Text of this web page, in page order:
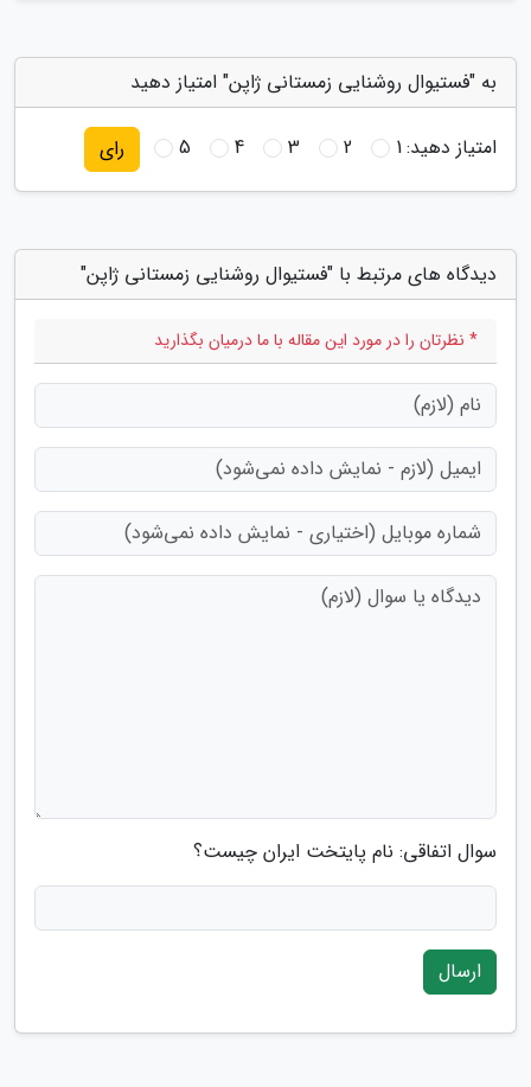
به "فستیوال روشنایی زمستانی ژاپن" امتیاز دهید
امتیاز دهید:1
2
3
4
5 رای
دیدگاه های مرتبط با "فستیوال روشنایی زمستانی ژاپن"
* نظرتان را در مورد این مقاله با ما درمیان بگذارید
سوال اتفاقی: نام پایتخت ایران چیست؟
ارسال